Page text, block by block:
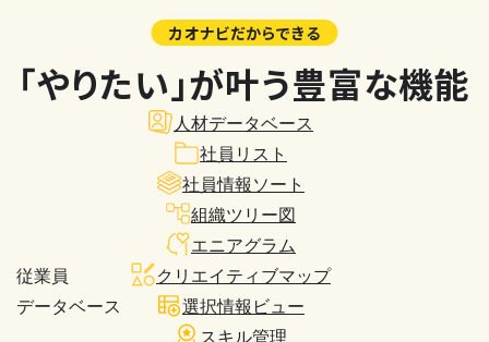
カオナビだからできる
「やりたい」が叶う豊富な機能
従業員
データベース
人材データベース
社員リスト
社員情報ソート
組織ツリー図
エニアグラム
クリエイティブマップ
選択情報ビュー
スキル管理